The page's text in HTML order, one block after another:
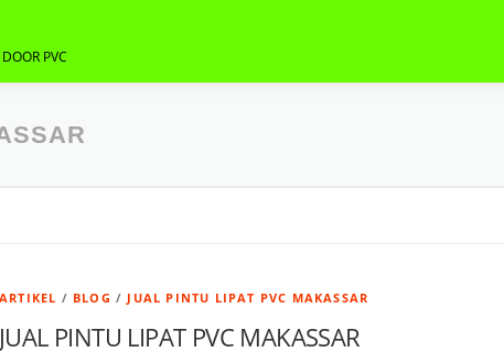
PVC
ARTIKEL / BLOG / JUAL PINTU LIPAT PVC MAKASSAR
JUAL PINTU LIPAT PVC MAKASSAR